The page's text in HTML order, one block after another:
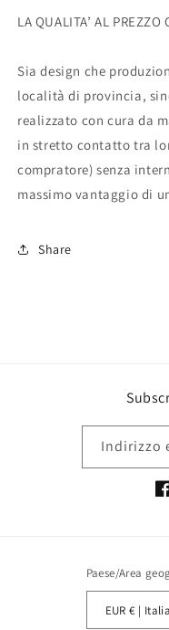
LA QUALITA’ AL PREZZO
Sia design che
località di provincia,
realizzato con cura da
in stretto contatto tra
compratore) senza
massimo vantaggio di
Share
Indirizzo
Paese/Area
EUR € | Italia